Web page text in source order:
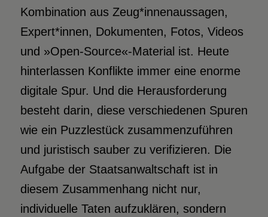
Kombination aus Zeug*innenaussagen,
Expert*innen, Dokumenten, Fotos, Videos
und »Open-Source«-Material ist. Heute
hinterlassen Konflikte immer eine enorme
digitale Spur. Und die Herausforderung
besteht darin, diese verschiedenen Spuren
wie ein Puzzlestück zusammenzuführen
und juristisch sauber zu verifizieren. Die
Aufgabe der Staatsanwaltschaft ist in
diesem Zusammenhang nicht nur,
individuelle Taten aufzuklären, sondern